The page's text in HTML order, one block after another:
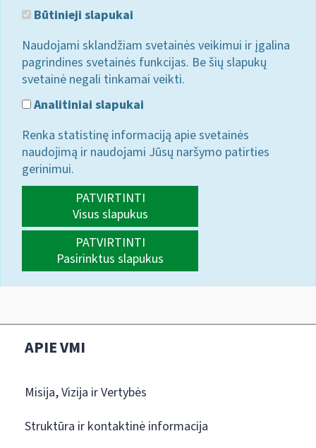
Būtinieji slapukai
Naudojami sklandžiam svetainės veikimui ir įgalina
pagrindines svetainės funkcijas. Be šių slapukų
svetainė negali tinkamai veikti.
Analitiniai slapukai
Renka statistinę informaciją apie svetainės
naudojimą ir naudojami Jūsų naršymo patirties
gerinimui.
PATVIRTINTI
Visus slapukus
PATVIRTINTI
Pasirinktus slapukus
APIE VMI
Misija, Vizija ir Vertybės
Struktūra ir kontaktinė informacija